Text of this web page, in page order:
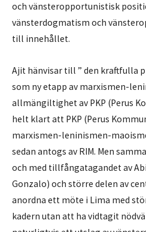
och vänsteropportunistisk
vänsterdogmatism och
till innehållet.
Ajit hänvisar till ” den kraftfulla
som ny etapp av marxismen-
allmängiltighet av PKP (Perus
helt klart att PKP (Perus
marxismen-leninismen-
sedan antogs av RIM. Men
och med tillfångatagandet av
Gonzalo) och större delen av
anordna ett möte i Lima med
kadern utan att ha vidtagit